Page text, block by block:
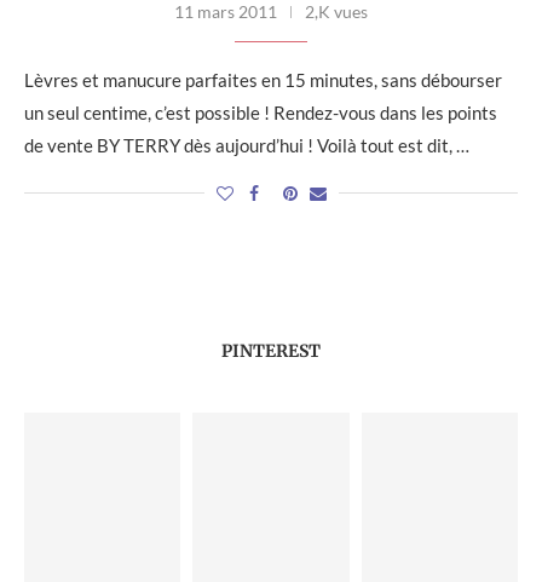
11 mars 2011 2,K vues
Lèvres et manucure parfaites en 15 minutes, sans débourser
un seul centime, c’est possible ! Rendez-vous dans les points
de vente BY TERRY dès aujourd’hui ! Voilà tout est dit, …
PINTEREST